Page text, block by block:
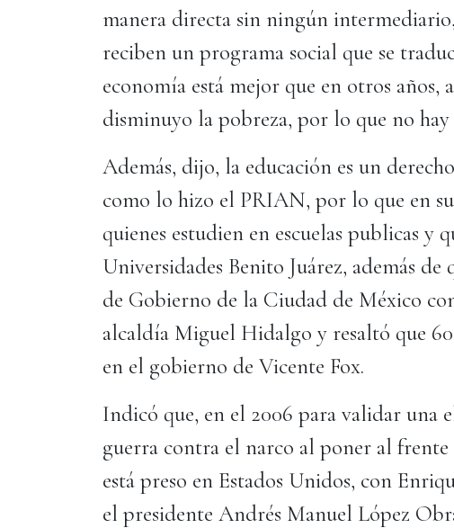
manera directa sin ningún
reciben un programa social que se
economía está mejor que en otros
disminuyo la pobreza, por lo que no
Además, dijo, la educación es un
como lo hizo el PRIAN, por lo que en
quienes estudien en escuelas publicas y
Universidades Benito Juárez, además
de Gobierno de la Ciudad de México
alcaldía Miguel Hidalgo y resaltó que
en el gobierno de Vicente Fox.
Indicó que, en el 2006 para validar una
guerra contra el narco al poner al
está preso en Estados Unidos, con
el presidente Andrés Manuel López